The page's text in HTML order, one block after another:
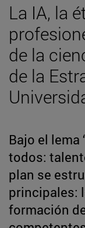
La IA, la
de la
de la
Bajo el lema
todos:
plan se
principales:
formación